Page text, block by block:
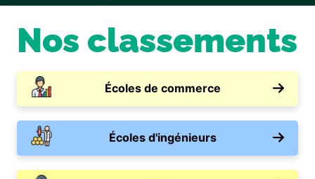
Nos classements
Écoles de commerce
Écoles d'ingénieurs